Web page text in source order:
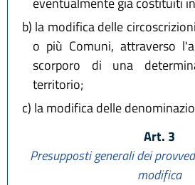
b) la modifica delle
o più Comuni, attraverso
scorporo di una
territorio;
c) la modifica delle
Art. 3
Presupposti generali dei
modifica